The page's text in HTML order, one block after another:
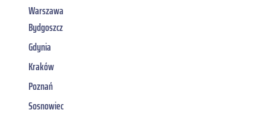
Warszawa
Bydgoszcz
Gdynia
Kraków
Poznań
Sosnowiec